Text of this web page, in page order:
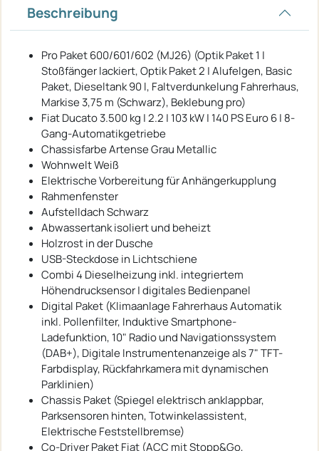
Beschreibung
Pro Paket 600/601/602 (MJ26) (Optik Paket 1 |
Stoßfänger lackiert, Optik Paket 2 | Alufelgen, Basic
Paket, Dieseltank 90 l, Faltverdunkelung Fahrerhaus,
Markise 3,75 m (Schwarz), Beklebung pro)
Fiat Ducato 3.500 kg | 2.2 | 103 kW | 140 PS Euro 6 | 8-
Gang-Automatikgetriebe
Chassisfarbe Artense Grau Metallic
Wohnwelt Weiß
Elektrische Vorbereitung für Anhängerkupplung
Rahmenfenster
Aufstelldach Schwarz
Abwassertank isoliert und beheizt
Holzrost in der Dusche
USB-Steckdose in Lichtschiene
Combi 4 Dieselheizung inkl. integriertem
Höhendrucksensor | digitales Bedienpanel
Digital Paket (Klimaanlage Fahrerhaus Automatik
inkl. Pollenfilter, Induktive Smartphone-
Ladefunktion, 10" Radio und Navigationssystem
(DAB+), Digitale Instrumentenanzeige als 7" TFT-
Farbdisplay, Rückfahrkamera mit dynamischen
Parklinien)
Chassis Paket (Spiegel elektrisch anklappbar,
Parksensoren hinten, Totwinkelassistent,
Elektrische Feststellbremse)
Co-Driver Paket Fiat (ACC mit Stopp&Go,